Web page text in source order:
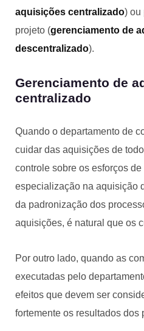
aquisições centralizado) ou
projeto (gerenciamento de
descentralizado).
Gerenciamento de
centralizado
Quando o departamento de
cuidar das aquisições de
controle sobre os esforços
especialização na aquisição
da padronização dos
aquisições, é natural que os
Por outro lado, quando as
executadas pelo
efeitos que devem ser
fortemente os resultados dos